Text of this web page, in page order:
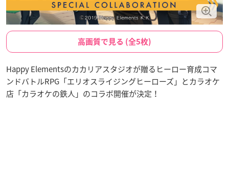
高画質で見る (全5枚)
Happy Elementsのカカリアスタジオが贈るヒーロー育成コマ
ンドバトルRPG「エリオスライジングヒーローズ」とカラオケ
店「カラオケの鉄人」のコラボ開催が決定！